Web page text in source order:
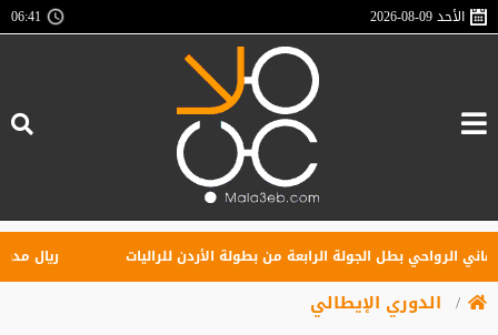
الأحد2026-08-09
06:41
بطل الجولة الرابعة من بطولة الأردن للراليات ريال مدريد
الدوري الإيطالي